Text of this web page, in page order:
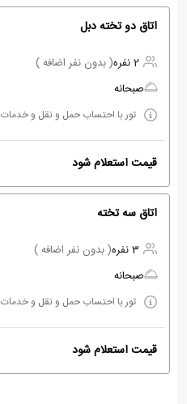
اتاق دو تخته دبل
2 نفره
( بدون نفر اضافه )
صبحانه
تور با احتساب حمل و نقل و خدمات
قیمت استعلام شود
اتاق سه تخته
3 نفره
( بدون نفر اضافه )
صبحانه
تور با احتساب حمل و نقل و خدمات
قیمت استعلام شود